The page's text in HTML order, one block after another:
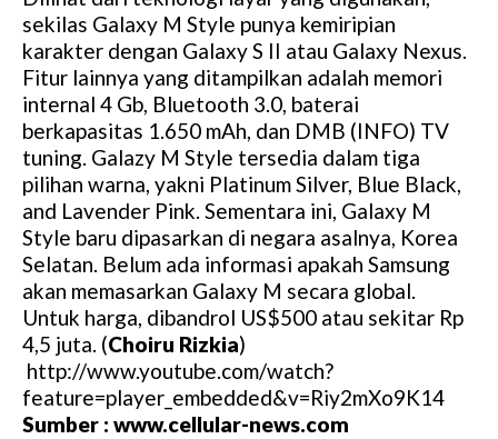
sekilas Galaxy M Style punya kemiripian
karakter dengan Galaxy S II atau Galaxy Nexus.
Fitur lainnya yang ditampilkan adalah memori
internal 4 Gb, Bluetooth 3.0, baterai
berkapasitas 1.650 mAh, dan DMB (INFO) TV
tuning. Galazy M Style tersedia dalam tiga
pilihan warna, yakni Platinum Silver, Blue Black,
and Lavender Pink. Sementara ini, Galaxy M
Style baru dipasarkan di negara asalnya, Korea
Selatan. Belum ada informasi apakah Samsung
akan memasarkan Galaxy M secara global.
Untuk harga, dibandrol US$500 atau sekitar Rp
4,5 juta. (Choiru Rizkia)
http://www.youtube.com/watch?
feature=player_embedded&v=Riy2mXo9K14
Sumber : www.cellular-news.com